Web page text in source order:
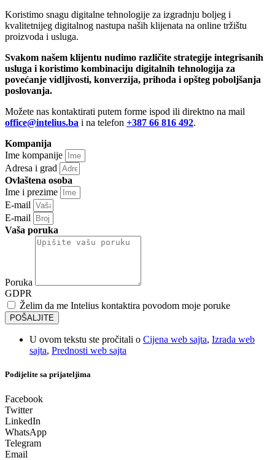
Koristimo snagu digitalne tehnologije za izgradnju boljeg i
kvalitetnijeg digitalnog nastupa naših klijenata na online tržištu
proizvoda i usluga.
Svakom našem klijentu nudimo različite strategije integrisanih
usluga i koristimo kombinaciju digitalnih tehnologija za
povećanje vidljivosti, konverzija, prihoda i opšteg poboljšanja
poslovanja.
Možete nas kontaktirati putem forme ispod ili direktno na mail
office@intelius.ba i na telefon +387 66 816 492.
Kompanija
Ime kompanije
Adresa i grad
Ovlaštena osoba
Ime i prezime
E-mail
E-mail
Vaša poruka
Poruka
GDPR
Želim da me Intelius kontaktira povodom moje poruke
POŠALJITE
U ovom tekstu ste pročitali o Cijena web sajta, Izrada web
sajta, Prednosti web sajta
Podijelite sa prijateljima
Facebook
Twitter
LinkedIn
WhatsApp
Telegram
Email